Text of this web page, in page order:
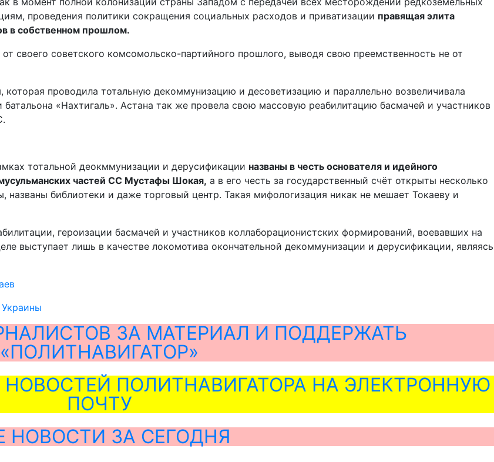
проведения политики сокращения социальных расходов и приватизации правящая элита
в собственном прошлом.
своего советского комсомольско-партийного прошлого, выводя свою преемственность не от
проводила тотальную декоммунизацию и десоветизацию и параллельно возвеличивала
«Нахтигаль». Астана так же провела свою массовую реабилитацию басмачей и участников
тотальной деокммунизации и дерусификации названы в честь основателя и идейного
частей СС Мустафы Шокая, а в его честь за государственный счёт открыты несколько
библиотеки и даже торговый центр. Такая мифологизация никак не мешает Токаеву и
героизации басмачей и участников коллаборационистских формирований, воевавших на
выступает лишь в качестве локомотива окончательной декоммунизации и дерусификации, являясь
Украины
ЗА МАТЕРИАЛ И ПОДДЕРЖАТЬ
«ПОЛИТНАВИГАТОР»
ПОЛИТНАВИГАТОРА НА ЭЛЕКТРОННУЮ
ПОЧТУ
НОВОСТИ ЗА СЕГОДНЯ